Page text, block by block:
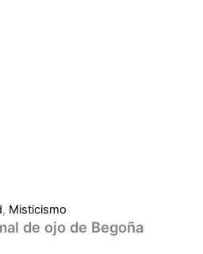
, Misticismo
de ojo de Begoña